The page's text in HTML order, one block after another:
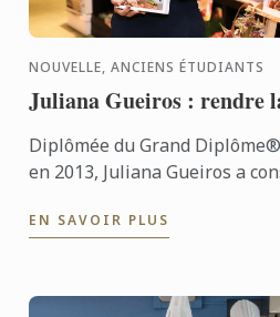
NOUVELLE, ANCIENS ÉTUDIANTS
Juliana Gueiros : rendre
Diplômée du Grand
en 2013, Juliana Gueiros a
Après ...
EN SAVOIR PLUS